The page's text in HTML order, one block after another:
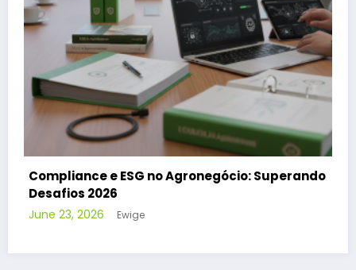
Condicionantes Ambientais: Rastrear e
Cumprir Licenças em 2026
June 2, 2026 Ewige